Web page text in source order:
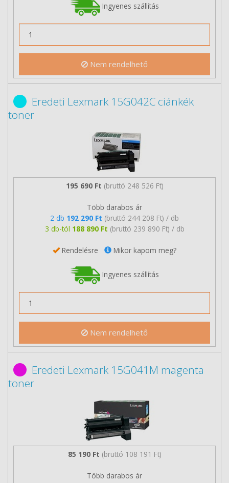
Ingyenes szállítás
Nem rendelhető
Eredeti Lexmark 15G042C ciánkék
toner
195 690 Ft (bruttó 248 526 Ft)
Több darabos ár
2 db 192 290 Ft (bruttó 244 208 Ft) / db
3 db-tól 188 890 Ft (bruttó 239 890 Ft) / db
Rendelésre Mikor kapom meg?
Ingyenes szállítás
Nem rendelhető
Eredeti Lexmark 15G041M magenta
toner
85 190 Ft (bruttó 108 191 Ft)
Több darabos ár